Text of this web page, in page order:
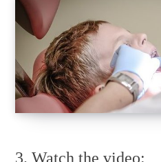
3. Watch the video: